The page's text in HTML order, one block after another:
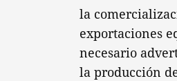
la
exportaciones
necesario
la producción